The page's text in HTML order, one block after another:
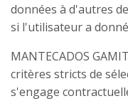
données à d'autres
si l'utilisateur a
MANTECADOS
critères stricts de
s'engage